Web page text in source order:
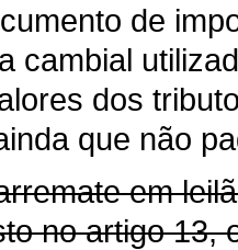
de
cambial
dos
que não
em
no artigo 13,